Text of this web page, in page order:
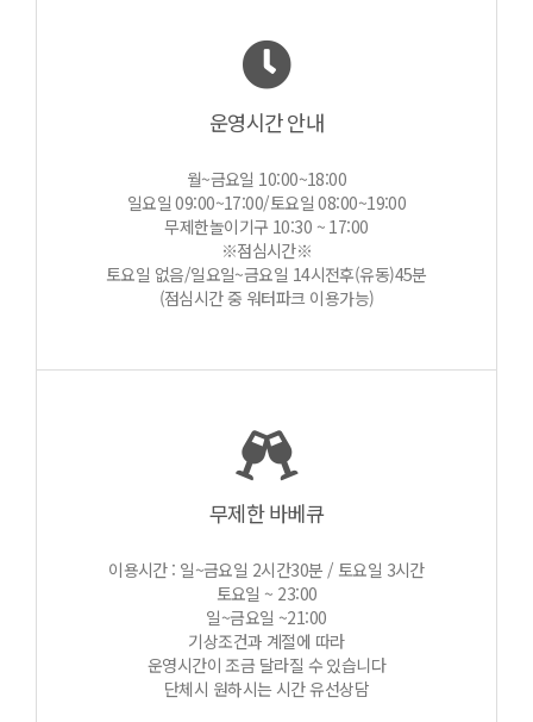
운영시간 안내
월~금요일 10:00~18:00
일요일 09:00~17:00/토요일 08:00~19:00
무제한놀이기구 10:30 ~ 17:00
※점심시간※
토요일 없음/일요일~금요일 14시전후(유동)45분
(점심시간 중 워터파크 이용가능)
무제한 바베큐
이용시간 : 일~금요일 2시간30분 / 토요일 3시간
토요일 ~ 23:00
일~금요일 ~21:00
기상조건과 계절에 따라
운영시간이 조금 달라질 수 있습니다
단체시 원하시는 시간 유선상담